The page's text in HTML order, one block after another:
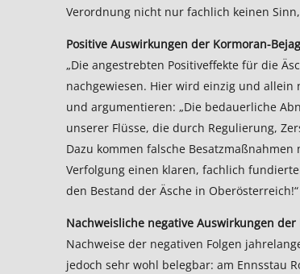
Verordnung nicht nur fachlich keinen
Positive Auswirkungen der Kormoran-
„Die angestrebten Positiveffekte für die
nachgewiesen. Hier wird einzig und
und argumentieren: „Die bedauerliche
unserer Flüsse, die durch Regulierung,
Dazu kommen falsche
Verfolgung einen klaren, fachlich
den Bestand der Äsche in Oberösterreich!“
Nachweisliche negative Auswirkungen
Nachweise der negativen Folgen
jedoch sehr wohl belegbar: am Ennsstau